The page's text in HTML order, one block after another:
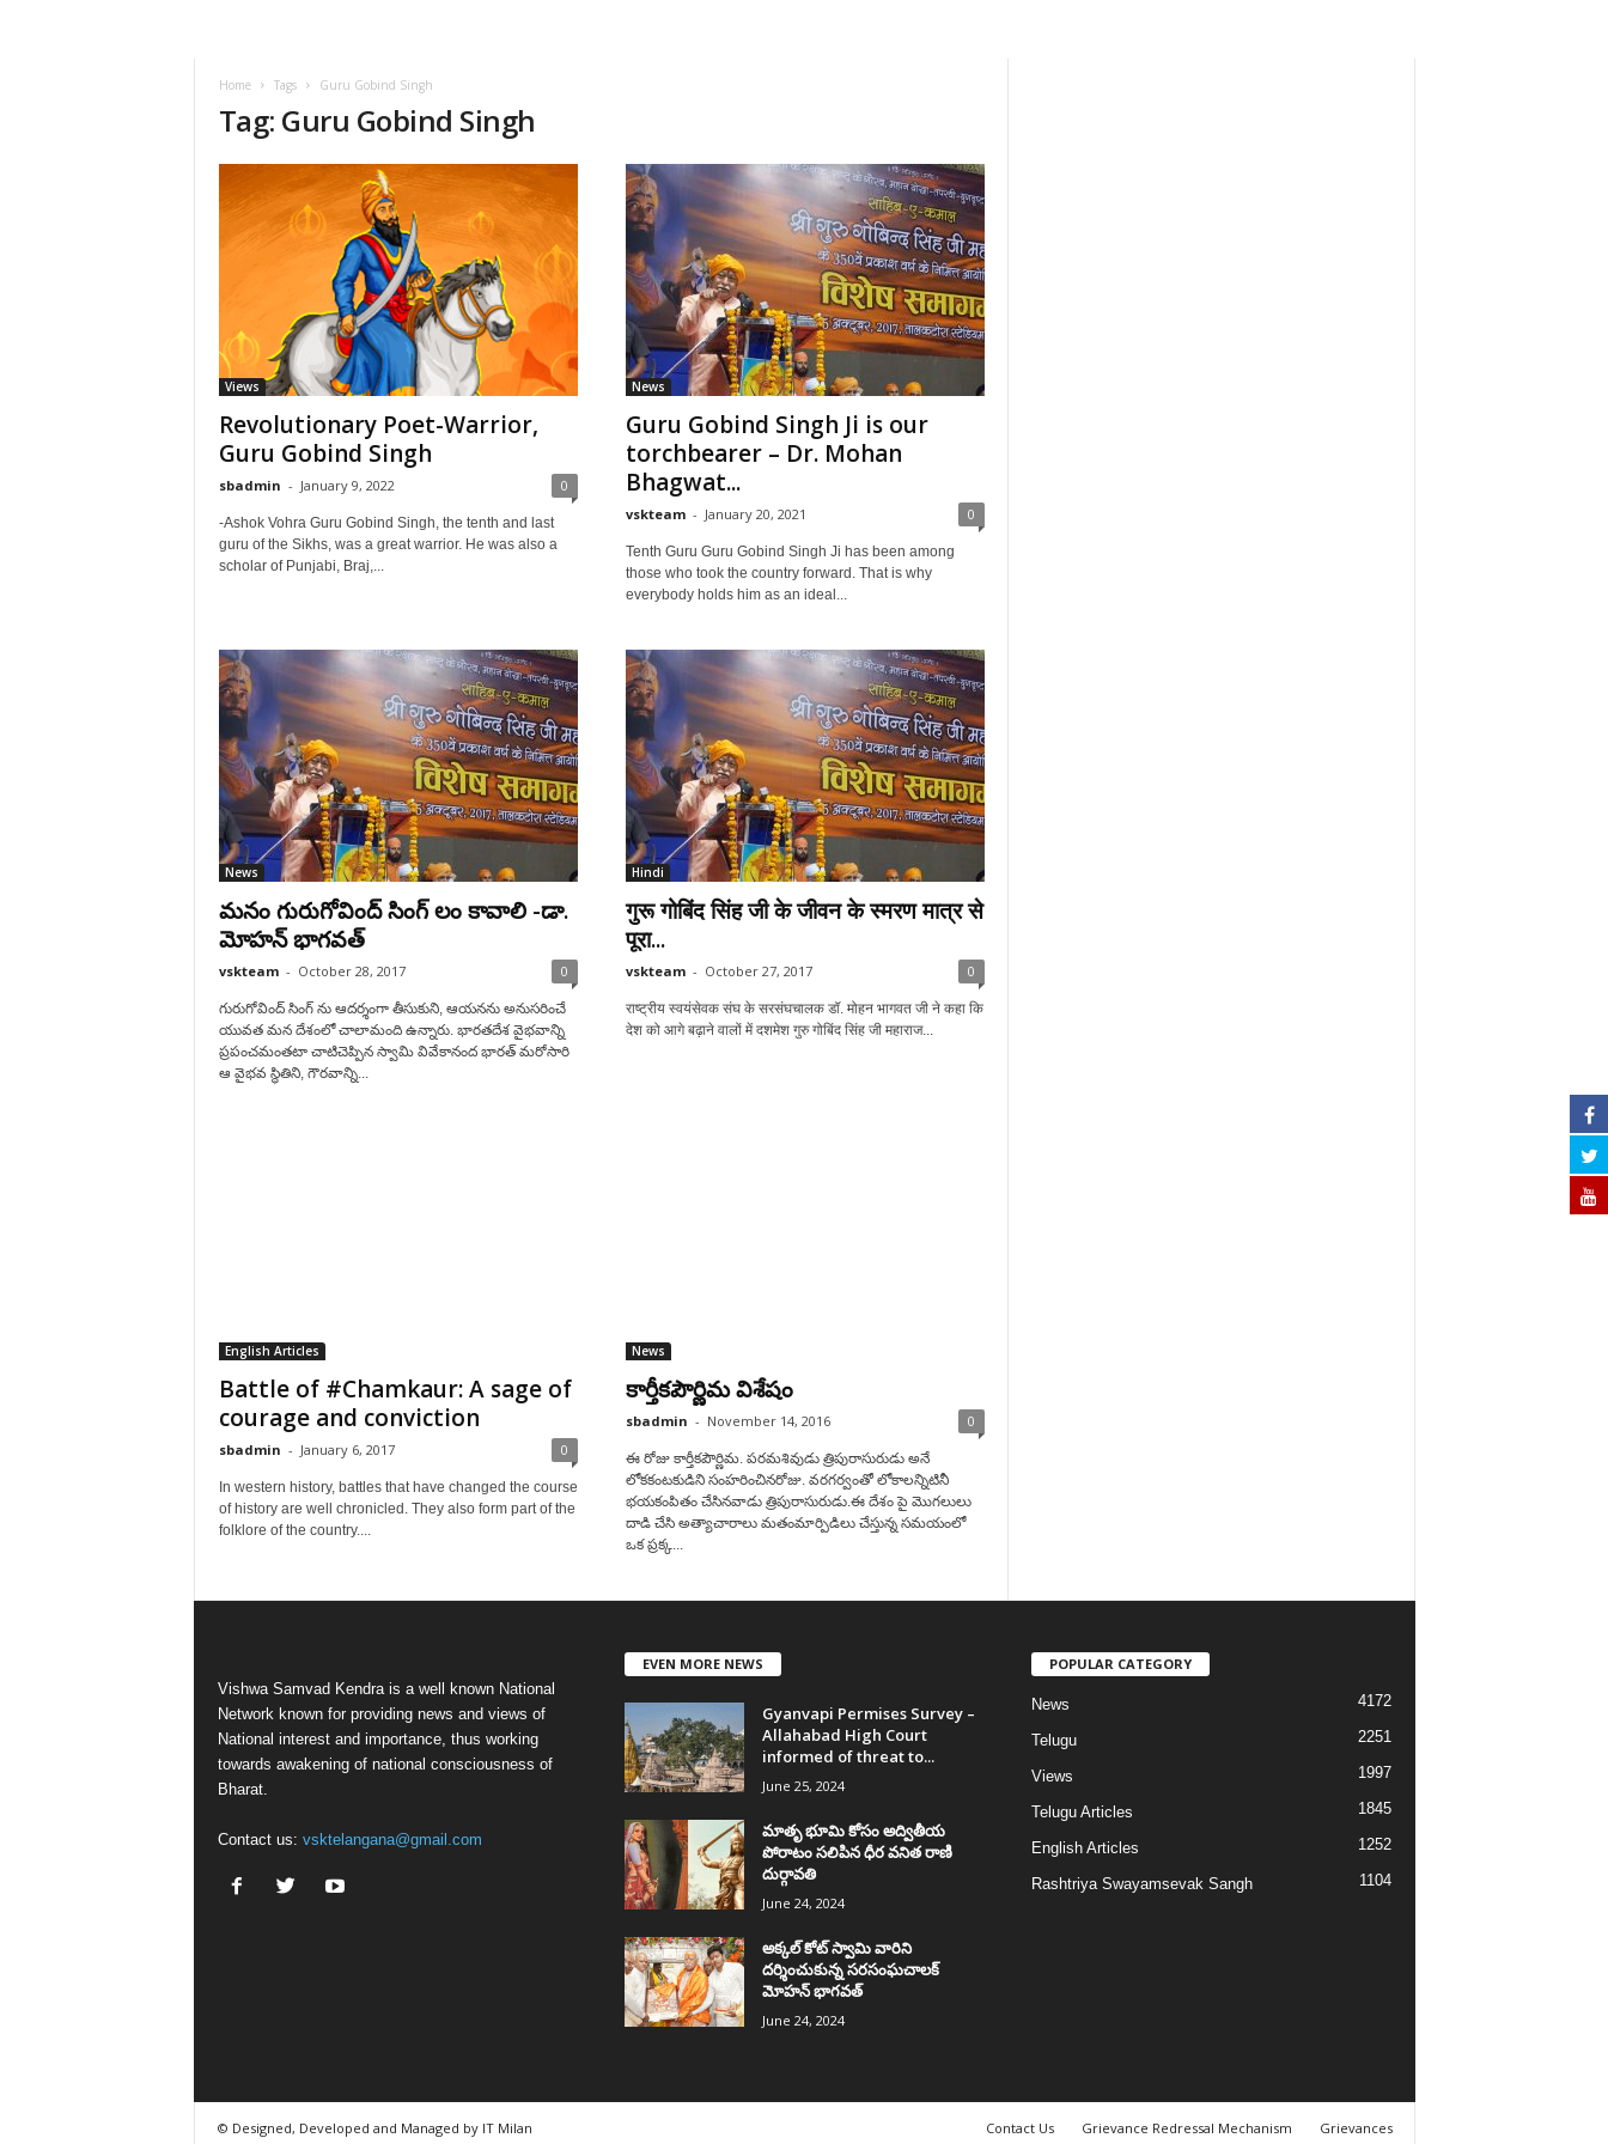
Home Tags Guru Gobind Singh
Tag: Guru Gobind Singh
Views
Revolutionary Poet-Warrior,
Guru Gobind Singh
sbadmin - January 9, 2022 0
-Ashok Vohra Guru Gobind Singh, the tenth and last
guru of the Sikhs, was a great warrior. He was also a
scholar of Punjabi, Braj,...
News
Guru Gobind Singh Ji is our
torchbearer – Dr. Mohan
Bhagwat...
vskteam - January 20, 2021 0
Tenth Guru Guru Gobind Singh Ji has been among
those who took the country forward. That is why
everybody holds him as an ideal...
News
మనం గురుగోవింద్ సింగ్ లం కావాలి -డా.
మోహన్ భాగవత్
vskteam - October 28, 2017 0
గురుగోవింద్ సింగ్ ను ఆదర్శంగా తీసుకుని, ఆయనను అనుసరించే
యువత మన దేశంలో చాలామంది ఉన్నారు. భారతదేశ వైభవాన్ని
ప్రపంచమంతటా చాటిచెప్పిన స్వామి వివేకానంద భారత్ మరోసారి
ఆ వైభవ స్థితిని, గౌరవాన్ని...
Hindi
गुरू गोबिंद सिंह जी के जीवन के स्मरण मात्र से
पूरा...
vskteam - October 27, 2017 0
राष्ट्रीय स्वयंसेवक संघ के सरसंघचालक डॉ. मोहन भागवत जी ने कहा कि
देश को आगे बढ़ाने वालों में दशमेश गुरु गोबिंद सिंह जी महाराज...
English Articles
Battle of #Chamkaur: A sage of
courage and conviction
sbadmin - January 6, 2017 0
In western history, battles that have changed the course
of history are well chronicled. They also form part of the
folklore of the country....
News
కార్తీకపౌర్ణిమ విశేషం
sbadmin - November 14, 2016 0
ఈ రోజు కార్తీకపౌర్ణిమ. పరమశివుడు త్రిపురాసురుడు అనే
లోకకంటకుడిని సంహరించినరోజు. వరగర్వంతో లోకాలన్నిటినీ
భయకంపితం చేసినవాడు త్రిపురాసురుడు.ఈ దేశం పై మొగలులు
దాడి చేసి అత్యాచారాలు మతంమార్పిడిలు చేస్తున్న సమయంలో
ఒక ప్రక్క...
Vishwa Samvad Kendra is a well known National
Network known for providing news and views of
National interest and importance, thus working
towards awakening of national consciousness of
Bharat.
Contact us: vsktelangana@gmail.com
EVEN MORE NEWS
Gyanvapi Permises Survey –
Allahabad High Court
informed of threat to...
June 25, 2024
మాతృ భూమి కోసం అద్వితీయ
పోరాటం సలిపిన ధీర వనిత రాణి
దుర్గావతి
June 24, 2024
అక్కల్‌ కోట్‌ స్వామి వారిని
దర్శించుకున్న సరసంఘచాలక్
మోహన్ భాగవత్
June 24, 2024
POPULAR CATEGORY
News 4172
Telugu 2251
Views 1997
Telugu Articles 1845
English Articles 1252
Rashtriya Swayamsevak Sangh 1104
Contact Us Grievance Redressal Mechanism Grievances
© Designed, Developed and Managed by IT Milan